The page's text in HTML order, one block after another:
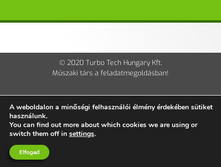
© 2020 Turbo Tech Hungary Kft.
Műszaki társ a feladatmegoldásban!
A weboldalon a minőségi felhasználói élmény érdekében sütiket
használunk.
You can find out more about which cookies we are using or
switch them off in settings.
Elfogad